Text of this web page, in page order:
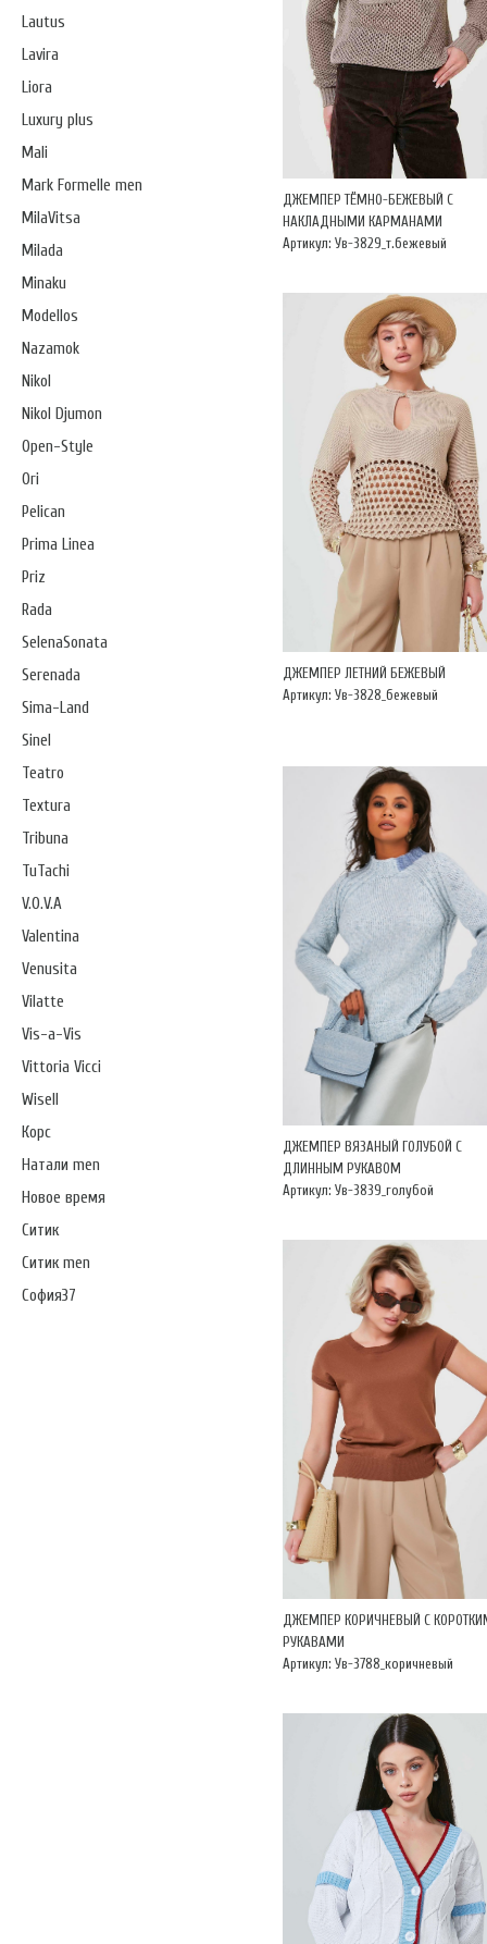
Lautus
Lavira
Liora
Luxury plus
Mali
Mark Formelle men
MilaVitsa
Milada
Minaku
Modellos
Nazamok
Nikol
Nikol Djumon
Open-Style
Ori
Pelican
Prima Linea
Priz
Rada
SelenaSonata
Serenada
Sima-Land
Sinel
Teatro
Textura
Tribuna
TuTachi
V.O.V.A
Valentina
Venusita
Vilatte
Vis-a-Vis
Vittoria Vicci
Wisell
Корс
Натали men
Новое время
Ситик
Ситик men
София37
ДЖЕМПЕР ТЁМНО-БЕЖЕВЫЙ С
НАКЛАДНЫМИ КАРМАНАМИ
Артикул: Ув-3829_т.бежевый
ДЖЕМПЕР ЛЕТНИЙ БЕЖЕВЫЙ
Артикул: Ув-3828_бежевый
ДЖЕМПЕР ВЯЗАНЫЙ ГОЛУБОЙ С
ДЛИННЫМ РУКАВОМ
Артикул: Ув-3839_голубой
ДЖЕМПЕР КОРИЧНЕВЫЙ С
РУКАВАМИ
Артикул: Ув-3788_коричневый